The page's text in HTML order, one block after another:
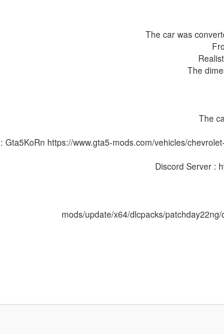
The car was
The
The
Gta5KoRn https://www.gta5-mods.com/vehicles/
Discord Server :
mods/update/x64/dlcpacks/